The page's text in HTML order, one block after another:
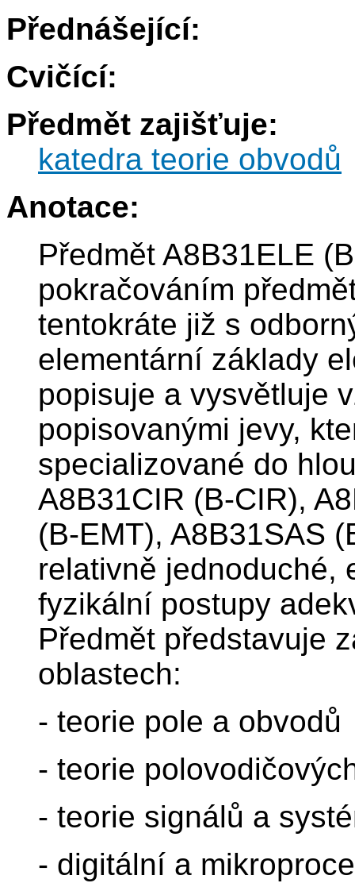
Přednášející:
Cvičící:
Předmět zajišťuje:
katedra teorie obvodů
Anotace:
Předmět A8B31ELE
pokračováním
tentokráte již s
elementární základy
popisuje a vysvětluje
popisovanými jevy,
specializované do
A8B31CIR (B-CIR),
(B-EMT), A8B31SAS
relativně jednoduché,
fyzikální postupy
Předmět představuje
oblastech:
- teorie pole a obvodů
- teorie
- teorie signálů a
- digitální a